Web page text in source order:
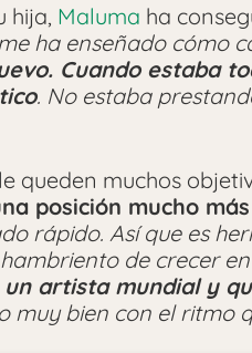
hija, Maluma ha
ha enseñado cómo
Cuando estaba
. No estaba
queden muchos
posición mucho
rápido. Así que es
de crecer
artista mundial y
muy bien con el ritmo